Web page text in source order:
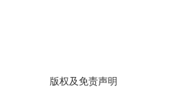
版权及免责声明